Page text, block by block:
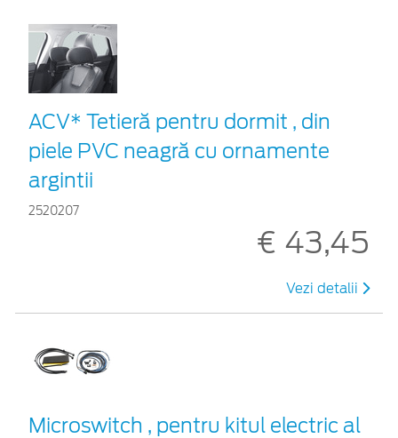
ACV* Tetieră pentru dormit , din
piele PVC neagră cu ornamente
argintii
2520207
€ 43,45
Vezi detalii
Microswitch , pentru kitul electric al